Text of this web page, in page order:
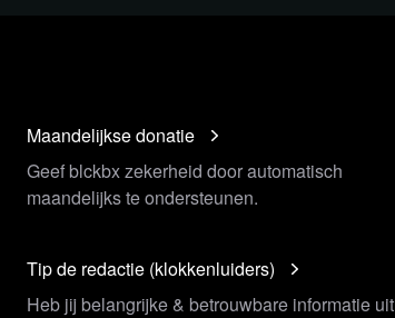
Maandelijkse donatie
Geef blckbx zekerheid door automatisch
maandelijks te ondersteunen.
Tip de redactie (klokkenluiders)
Heb jij belangrijke & betrouwbare informatie uit